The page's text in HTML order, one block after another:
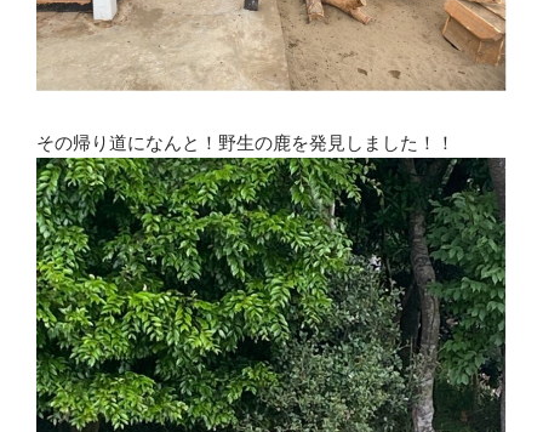
その帰り道になんと！野生の鹿を発見しました！！